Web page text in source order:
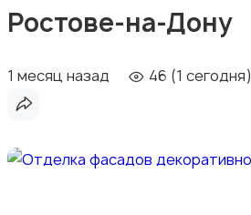
Ростове-на-Дону
1 месяц назад 46 (1 сегодня)